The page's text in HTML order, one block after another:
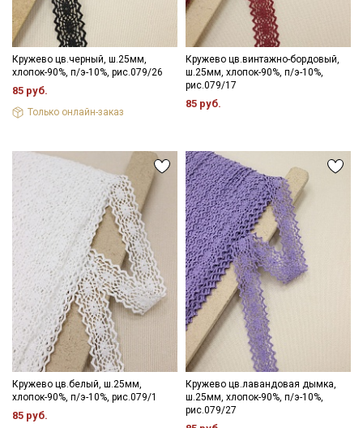
Кружево цв.черный, ш.25мм,
хлопок-90%, п/э-10%, рис.079/26
85 руб.
Только онлайн-заказ
Кружево цв.винтажно-бордовый,
ш.25мм, хлопок-90%, п/э-10%,
рис.079/17
85 руб.
Кружево цв.белый, ш.25мм,
хлопок-90%, п/э-10%, рис.079/1
85 руб.
Кружево цв.лавандовая дымка,
ш.25мм, хлопок-90%, п/э-10%,
рис.079/27